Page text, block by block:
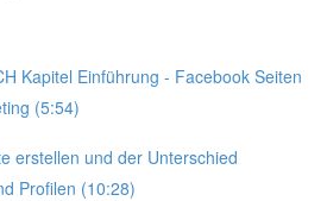
Kapitel Einführung - Facebook Seiten
(5:54)
erstellen und der Unterschied
Profilen (10:28)